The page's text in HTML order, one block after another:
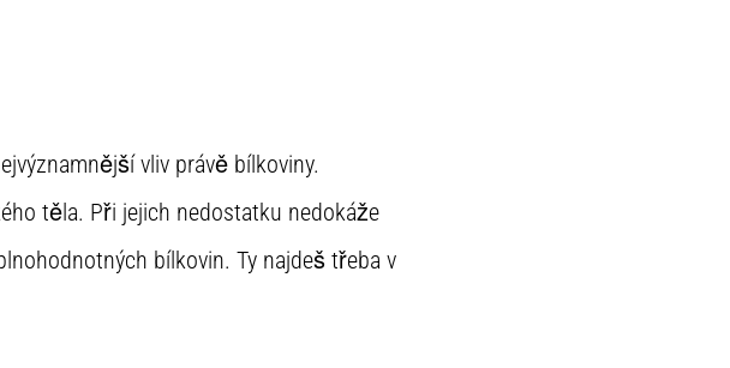
vliv právě bílkoviny.
těla. Při jejich nedostatku nedokáže
bílkovin. Ty najdeš třeba v